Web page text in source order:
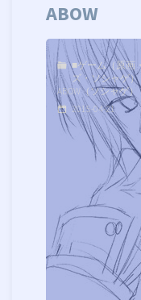
ABOW
■ゲーム（原画
ズ・ソシャゲ）
ABOW（ソシャゲ）
2015-04-21